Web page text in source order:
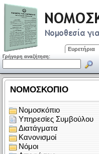
Ευρετήρια
Γρήγορη αναζήτηση: